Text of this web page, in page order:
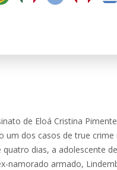
de Eloá Cristina
um dos casos de true crime
dias, a adolescente
namorado armado,